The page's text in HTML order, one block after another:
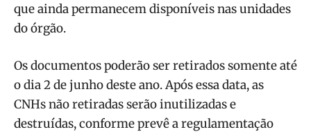
que ainda permanecem disponíveis nas unidades
do órgão.
Os documentos poderão ser retirados somente até
o dia 2 de junho deste ano. Após essa data, as
CNHs não retiradas serão inutilizadas e
destruídas, conforme prevê a regulamentação